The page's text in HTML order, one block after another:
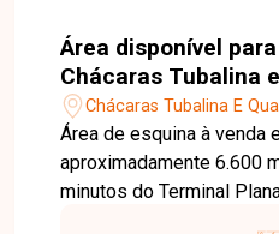
Área disponível
Chácaras Tubalina
Uberlândia-MG
Chácaras Tubalina E
Área de esquina à venda
aproximadamente 6.600
minutos do Terminal